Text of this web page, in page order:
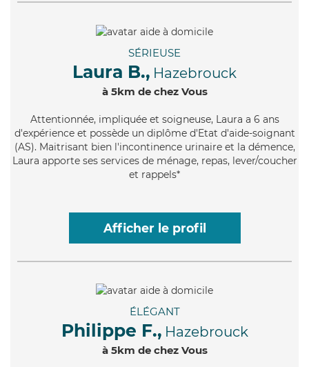
SÉRIEUSE
Laura B., Hazebrouck
à 5km de chez Vous
Attentionnée, impliquée et soigneuse, Laura a 6 ans
d'expérience et possède un diplôme d'Etat d'aide-soignant
(AS). Maitrisant bien l'incontinence urinaire et la démence,
Laura apporte ses services de ménage, repas, lever/coucher
et rappels*
Afficher le profil
ÉLÉGANT
Philippe F., Hazebrouck
à 5km de chez Vous